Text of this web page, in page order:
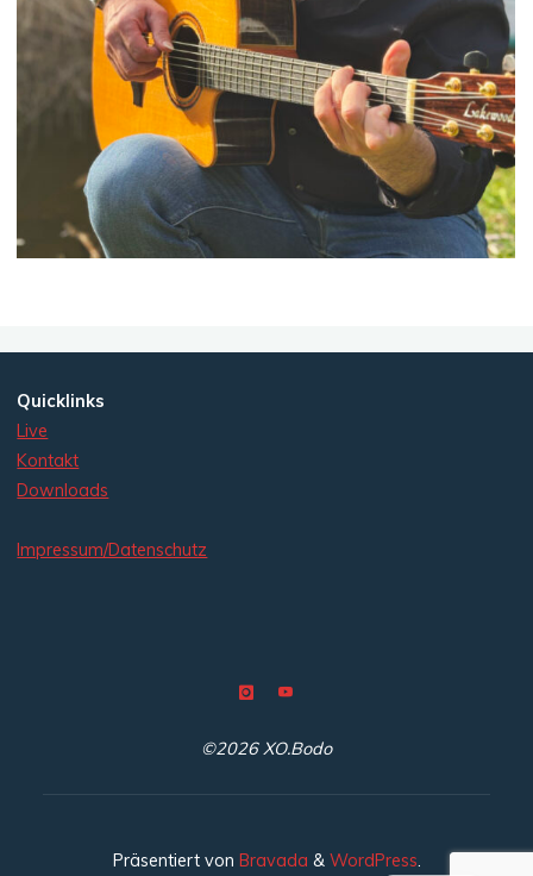
Quicklinks
Live
Kontakt
Downloads
Impressum/Datenschutz
©2026 XO.Bodo
Präsentiert von Bravada & WordPress.